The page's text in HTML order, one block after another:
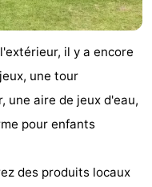
il y a encore
une tour
une aire de jeux d'eau,
pour enfants
des produits locaux